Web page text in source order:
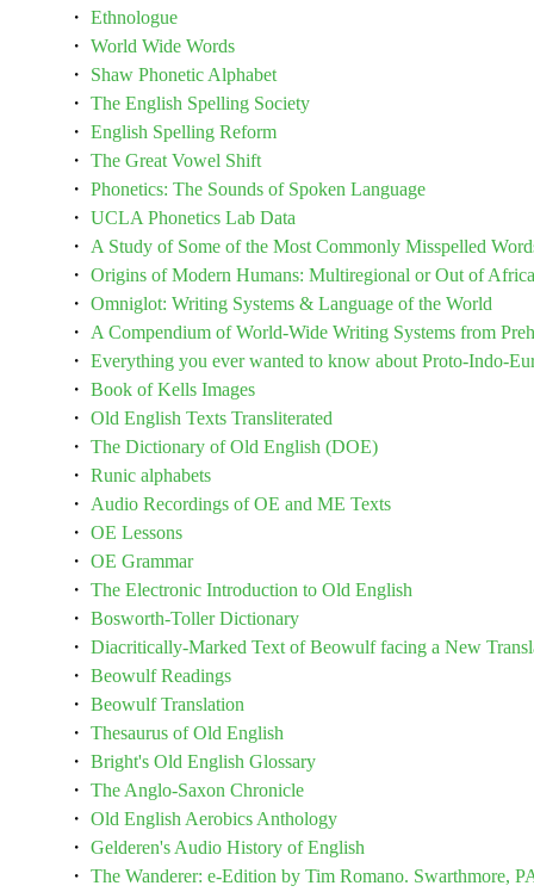
・ Ethnologue
・ World Wide Words
・ Shaw Phonetic Alphabet
・ The English Spelling Society
・ English Spelling Reform
・ The Great Vowel Shift
・ Phonetics: The Sounds of Spoken Language
・ UCLA Phonetics Lab Data
・ A Study of Some of the Most Commonly Misspelled
・ Origins of Modern Humans: Multiregional or Out of
・ Omniglot: Writing Systems & Language of the World
・ A Compendium of World-Wide Writing Systems from
・ Everything you ever wanted to know about Proto-Indo-
・ Book of Kells Images
・ Old English Texts Transliterated
・ The Dictionary of Old English (DOE)
・ Runic alphabets
・ Audio Recordings of OE and ME Texts
・ OE Lessons
・ OE Grammar
・ The Electronic Introduction to Old English
・ Bosworth-Toller Dictionary
・ Diacritically-Marked Text of Beowulf facing a New
・ Beowulf Readings
・ Beowulf Translation
・ Thesaurus of Old English
・ Bright's Old English Glossary
・ The Anglo-Saxon Chronicle
・ Old English Aerobics Anthology
・ Gelderen's Audio History of English
・ The Wanderer: e-Edition by Tim Romano. Swarthmore,